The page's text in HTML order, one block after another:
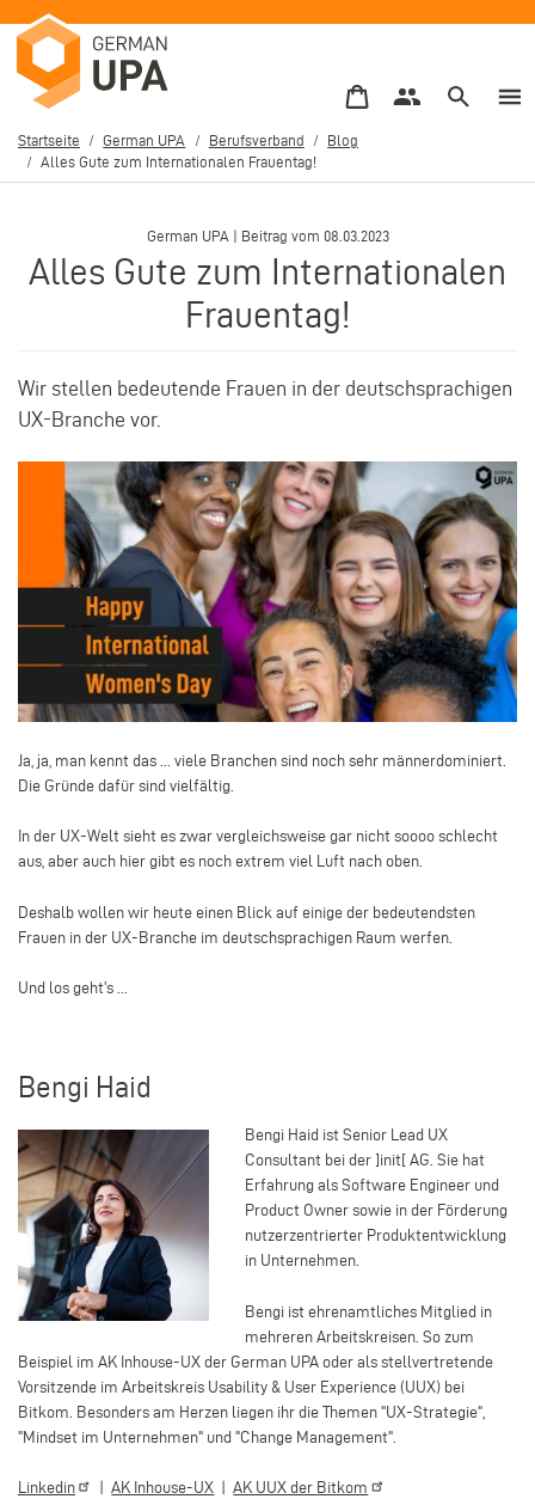
zum
Inhalt
Pfadnavigation
Startseite German UPA Berufsverband
Blog
Alles Gute zum Internationalen Frauentag!
German UPA | Beitrag vom 08.03.2023
Alles Gute zum Internationalen
Frauentag!
Wir stellen bedeutende Frauen in der deutschsprachigen
UX-Branche vor.
Ja, ja, man kennt das ... viele Branchen sind noch sehr männerdominiert.
Die Gründe dafür sind vielfältig.
In der UX-Welt sieht es zwar vergleichsweise gar nicht soooo schlecht
aus, aber auch hier gibt es noch extrem viel Luft nach oben.
Deshalb wollen wir heute einen Blick auf einige der bedeutendsten
Frauen in der UX-Branche im deutschsprachigen Raum werfen.
Und los geht's ...
Bengi Haid
Bengi Haid ist Senior Lead UX
Consultant bei der ]init[ AG. Sie hat
Erfahrung als Software Engineer und
Product Owner sowie in der Förderung
nutzerzentrierter Produktentwicklung
in Unternehmen.
Bengi ist ehrenamtliches Mitglied in
mehreren Arbeitskreisen. So zum
Beispiel im AK Inhouse-UX der German UPA oder als stellvertretende
Vorsitzende im Arbeitskreis Usability & User Experience (UUX) bei
Bitkom. Besonders am Herzen liegen ihr die Themen "UX-Strategie",
"Mindset im Unternehmen" und "Change Management".
Linkedin |AK Inhouse-UX |AK UUX der Bitkom